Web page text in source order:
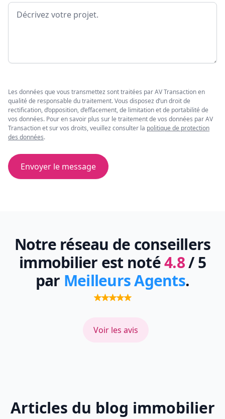
Message
Les données que vous transmettez sont traitées par AV Transaction en
qualité de responsable du traitement. Vous disposez d’un droit de
rectification, d’opposition, d’effacement, de limitation et de portabilité de
vos données. Pour en savoir plus sur le traitement de vos données par AV
Transaction et sur vos droits, veuillez consulter la politique de protection
des données.
Envoyer le message
Notre réseau de conseillers
immobilier est noté4.8/ 5
par Meilleurs Agents.
Voir les avis
Articles du blog immobilier